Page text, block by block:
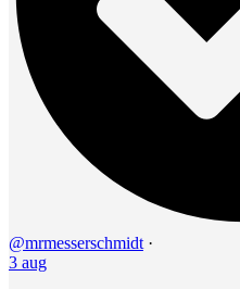
@mrmesserschmidt ·
3 aug